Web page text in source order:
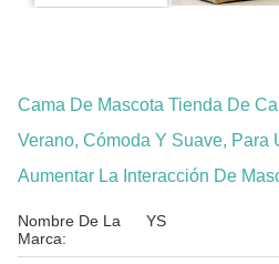
Cama De Mascota Tienda De
Verano, Cómoda Y Suave, Para
Aumentar La Interacción De
Nombre De La
Marca:
YS